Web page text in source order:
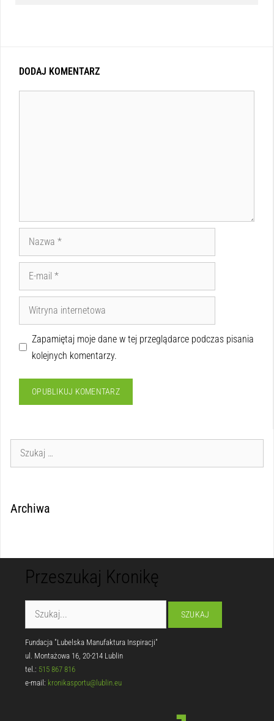
DODAJ KOMENTARZ
Zapamiętaj moje dane w tej przeglądarce podczas pisania
kolejnych komentarzy.
Archiwa
Przeszukaj Kronikę
Fundacja "Lubelska Manufaktura Inspiracji"
ul. Montażowa 16, 20-214 Lublin
tel.: 515 867 816
e-mail: kronikasportu@lublin.eu